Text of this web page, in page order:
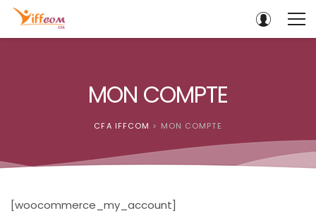
MON COMPTE
CFA IFFCOM > MON COMPTE
[woocommerce_my_account]